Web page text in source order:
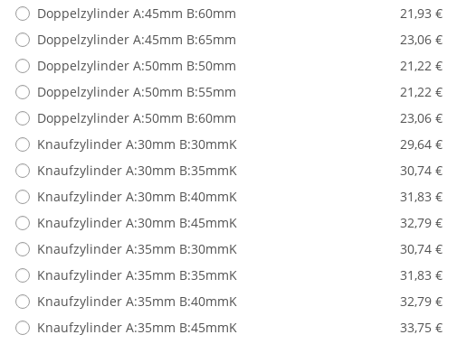
Doppelzylinder A:45mm B:60mm
21,93 €
Doppelzylinder A:45mm B:65mm
23,06 €
Doppelzylinder A:50mm B:50mm
21,22 €
Doppelzylinder A:50mm B:55mm
21,22 €
Doppelzylinder A:50mm B:60mm
23,06 €
Knaufzylinder A:30mm B:30mmK
29,64 €
Knaufzylinder A:30mm B:35mmK
30,74 €
Knaufzylinder A:30mm B:40mmK
31,83 €
Knaufzylinder A:30mm B:45mmK
32,79 €
Knaufzylinder A:35mm B:30mmK
30,74 €
Knaufzylinder A:35mm B:35mmK
31,83 €
Knaufzylinder A:35mm B:40mmK
32,79 €
Knaufzylinder A:35mm B:45mmK
33,75 €